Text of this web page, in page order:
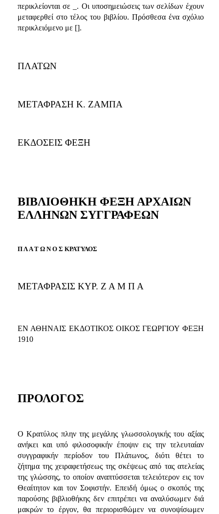
περικλείονται σε _. Οι υποσημειώσεις των σελίδων έχουν
μεταφερθεί στο τέλος του βιβλίου. Πρόσθεσα ένα σχόλιο
περικλειόμενο με [].
ΠΛΑΤΩΝ
ΜΕΤΑΦΡΑΣΗ Κ. ΖΑΜΠΑ
ΕΚΔΟΣΕΙΣ ΦΕΞΗ
ΒΙΒΛΙΟΘΗΚΗ ΦΕΞΗ ΑΡΧΑΙΩΝ
ΕΛΛΗΝΩΝ ΣΥΓΓΡΑΦΕΩΝ
Π Λ Α Τ Ω Ν Ο Σ ΚΡΑΤΥΛΟΣ
ΜΕΤΑΦΡΑΣΙΣ ΚΥΡ. Ζ Α Μ Π Α
ΕΝ ΑΘΗΝΑΙΣ ΕΚΔΟΤΙΚΟΣ ΟΙΚΟΣ ΓΕΩΡΓΙΟΥ ΦΕΞΗ
1910
ΠΡΟΛΟΓΟΣ
Ο Κρατύλος πλην της μεγάλης γλωσσολογικής του αξίας
ανήκει και υπό φιλοσοφικήν έποψιν εις την τελευταίαν
συγγραφικήν περίοδον του Πλάτωνος, διότι θέτει το
ζήτημα της χειραφετήσεως της σκέψεως από τας ατελείας
της γλώσσης, το οποίον αναπτύσσεται τελειότερον εις τον
Θεαίτητον και τον Σοφιστήν. Επειδή όμως ο σκοπός της
παρούσης βιβλιοθήκης δεν επιτρέπει να αναλύσωμεν διά
μακρών το έργον, θα περιορισθώμεν να συνοψίσωμεν